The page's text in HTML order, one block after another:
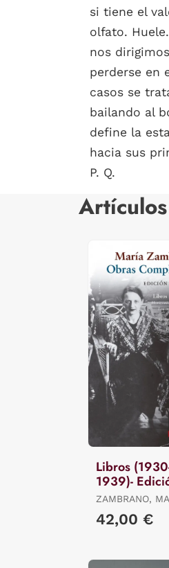
si tiene el
olfato.
nos
perderse en
casos se
bailando al
define la
hacia sus
P. Q.
Libros
1939)-
Revisada
ZAMBRANO,
42,00 €